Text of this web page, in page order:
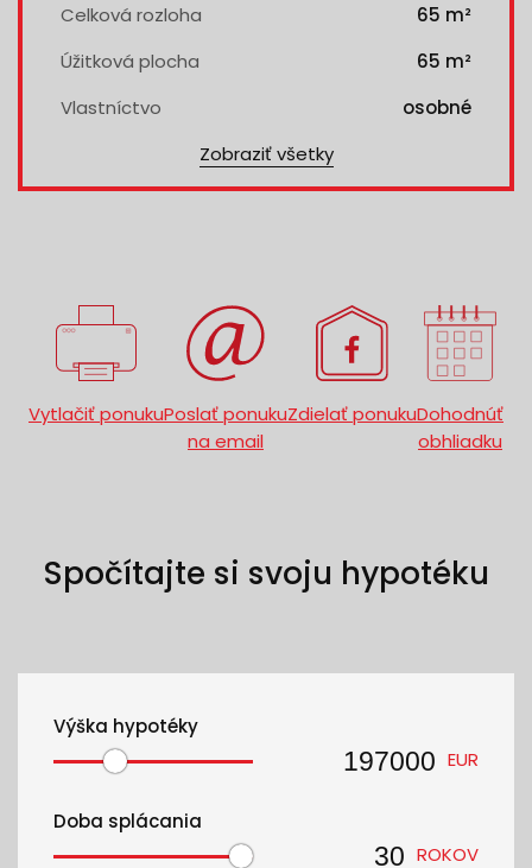
Celková rozloha
65 m²
Úžitková plocha
65 m²
Vlastníctvo
osobné
Zobraziť všetky
Vytlačiť ponukuPoslať ponuku
na email
Zdielať ponukuDohodnúť
obhliadku
Spočítajte si svoju hypotéku
Výška hypotéky
EUR
Doba splácania
ROKOV